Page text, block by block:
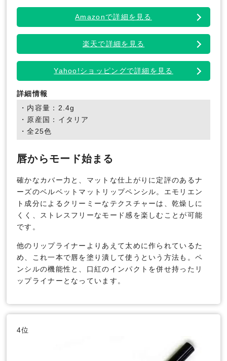
Amazonで詳細を見る
楽天で詳細を見る
Yahoo!ショッピングで詳細を見る
詳細情報
・内容量：2.4g
・原産国：イタリア
・全25色
唇からモード始まる
確かなカバー力と、マットな仕上がりに定評のあるナ
ーズのベルベットマットリップペンシル。エモリエン
ト成分によるクリーミーなテクスチャーは、乾燥しに
くく、ストレスフリーなモード感を楽しむことが可能
です。
他のリップライナーよりあえて太めに作られているた
め、これ一本で唇を塗り潰して使うという方法も。ペ
ンシルの機能性と、口紅のインパクトを併せ持ったリ
ップライナーとなっています。
4位